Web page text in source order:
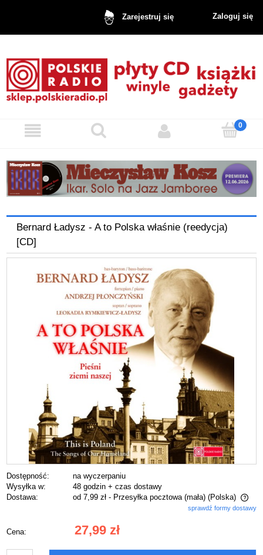
Zarejestruj się Zaloguj się
Bernard Ładysz - A to Polska właśnie (reedycja)
[CD]
Dostępność:
na wyczerpaniu
Wysyłka w:
48 godzin + czas dostawy
Dostawa:
od 7,99 zł - Przesyłka pocztowa (mała) (Polska)
Cena nie zawiera ewentualnych kosztów płatnościsprawdź formy dostawy
Cena: 27,99 zł